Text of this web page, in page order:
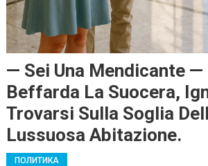
— Sei Una Mendicante
Beffarda La Suocera,
Trovarsi Sulla Soglia
Lussuosa Abitazione.
ПОЛИТИКА